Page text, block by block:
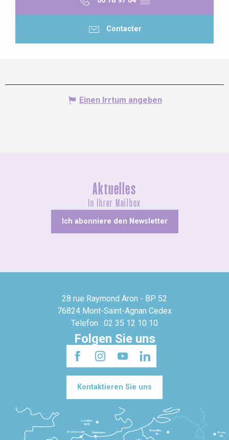
Contacter
Einen Irrtum angeben
Aktuelles
In Ihrer Mailbox
Ich abonniere den Newsletter
28 rue Raymond Aron - BP 52
76824 Mont-Saint-Agnan Cedex
Telefon : 02 35 12 10 10
Folgen Sie uns
Kontaktieren Sie uns
Bruxelles
3h
Londres
3h30
Newhaven
Portsmouth
Bonn
5h